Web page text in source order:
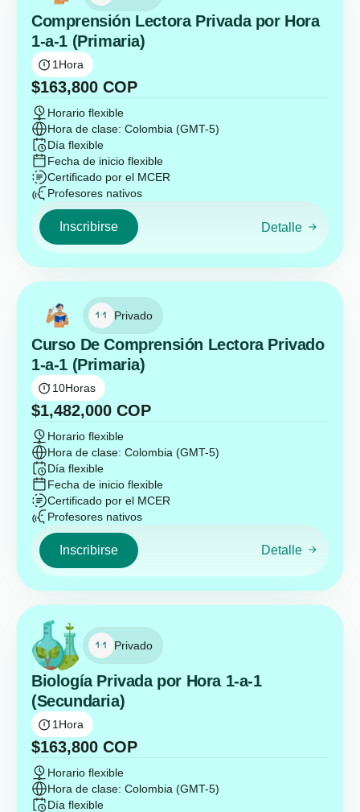
Comprensión Lectora Privada por Hora
1-a-1 (Primaria)
1Hora
$163,800 COP
Horario flexible
Hora de clase: Colombia (GMT-5)
Día flexible
Fecha de inicio flexible
Certificado por el MCER
Profesores nativos
Inscribirse Detalle
Privado
Curso De Comprensión Lectora Privado
1-a-1 (Primaria)
10Horas
$1,482,000 COP
Horario flexible
Hora de clase: Colombia (GMT-5)
Día flexible
Fecha de inicio flexible
Certificado por el MCER
Profesores nativos
Inscribirse Detalle
Privado
Biología Privada por Hora 1-a-1
(Secundaria)
1 Hora
$163,800 COP
Horario flexible
Hora de clase: Colombia (GMT-5)
Día flexible